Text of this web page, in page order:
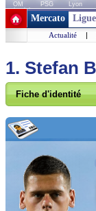
OM PSG Lyon
+ de clubs
Mercato
Actualité |
1. Stefan
Fiche d'identité